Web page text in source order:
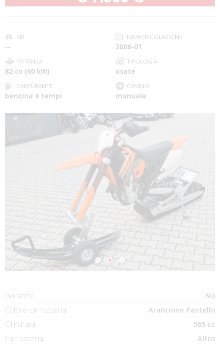
KM
--
IMMATRICOLAZIONE
2006-01
POTENZA
82 cv (60 kW)
TIPOLOGIA
usate
CARBURANTE
benzina 4 tempi
CAMBIO
manuale
Garanzia
No
Colore carrozzeria
Arancione Pastello
Cilindrata
565 cc
Carrozzeria
Altro